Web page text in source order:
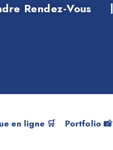
Rendez-Vous
en ligne 🛒 Portfolio 📸